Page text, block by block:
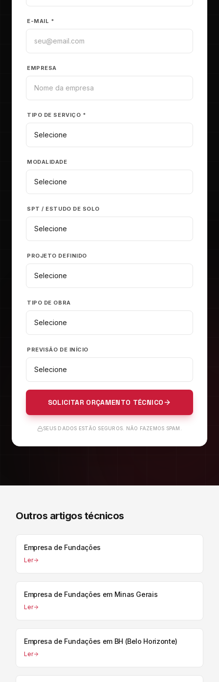
E-MAIL *
EMPRESA
TIPO DE SERVIÇO *
MODALIDADE
SPT / ESTUDO DE SOLO
PROJETO DEFINIDO
TIPO DE OBRA
PREVISÃO DE INÍCIO
SOLICITAR ORÇAMENTO TÉCNICO
SEUS DADOS ESTÃO SEGUROS. NÃO FAZEMOS SPAM.
Outros artigos técnicos
Empresa de Fundações
Ler
Empresa de Fundações em Minas Gerais
Ler
Empresa de Fundações em BH (Belo Horizonte)
Ler